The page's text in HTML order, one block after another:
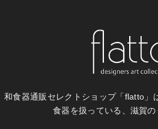
和食器通販セレクトショップ「flatto」
食器を扱っている、滋賀の